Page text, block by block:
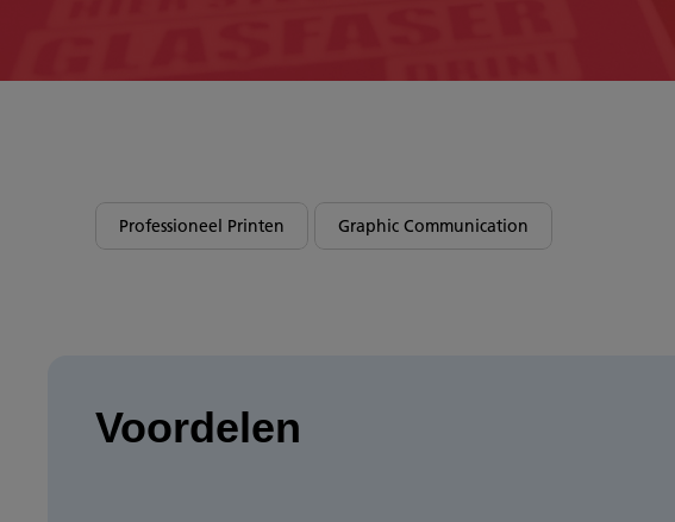
Professioneel Printen Graphic Communication
Voordelen